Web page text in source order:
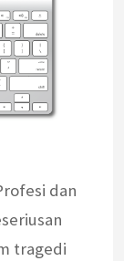
dan
tragedi